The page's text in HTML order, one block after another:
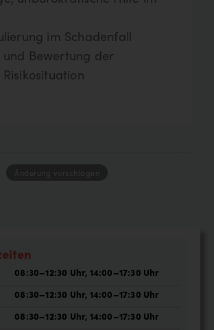
im Schadenfall
Bewertung der
Änderung vorschlagen
08:30–12:30 Uhr, 14:00–17:30 Uhr
08:30–12:30 Uhr, 14:00–17:30 Uhr
08:30–12:30 Uhr, 14:00–17:30 Uhr